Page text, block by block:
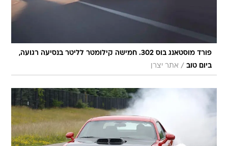
פורד מוסטאנג בוס 302. חמישה קילומטר לליטר בנסיעה רגועה,
ביום טוב / אתר יצרן